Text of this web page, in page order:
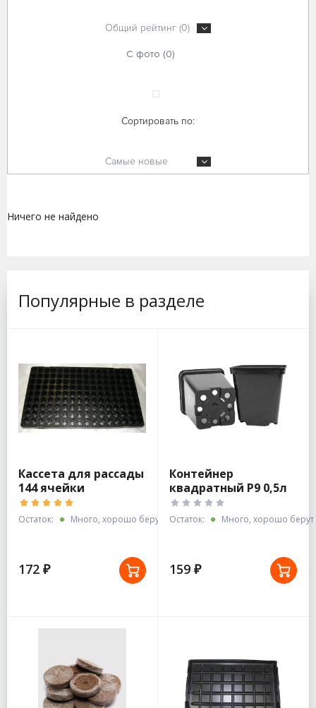
Общий рейтинг (0)
С фото (0)
Сортировать по:
Самые новые
Ничего не найдено
Популярные в разделе
Кассета для рассады
144 ячейки
Остаток: Много, хорошо берут
172 ₽
Контейнер
квадратный Р9 0,5л
Остаток: Много, хорошо берут
159 ₽